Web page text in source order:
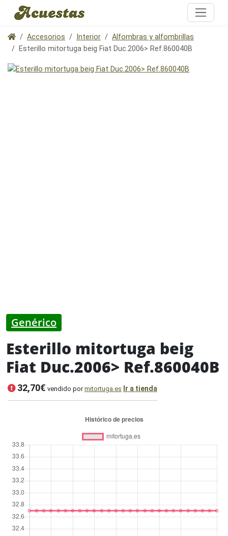
Accesorios Interior
Alfombras y alfombrillas
Esterillo mitortuga beig Fiat Duc.2006> Ref.860040B
Genérico
Esterillo mitortuga beig
Fiat Duc.2006> Ref.860040B
32,70€ vendido pormitortuga.es Ir a tienda